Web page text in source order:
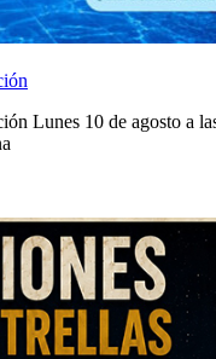
Lunes 10 de agosto a